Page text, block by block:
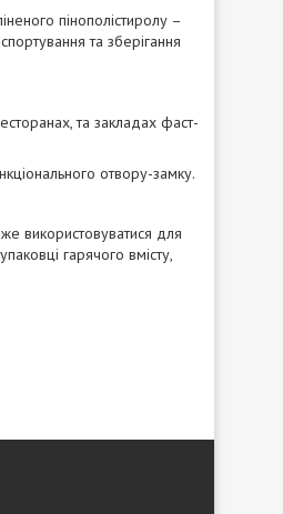
пінополістиролу –
та зберігання
та закладах фаст-
отвору-замку.
використовуватися для
гарячого вмісту,